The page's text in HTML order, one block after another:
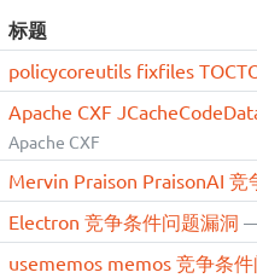
标题
policycoreutils fixfiles
Apache CXF
Apache CXF
Mervin Praison PraisonAI 竞
Electron 竞争条件问题漏洞
usememos memos 竞争条